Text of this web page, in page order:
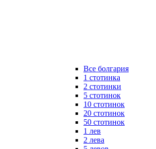
Все болгария
1 стотинка
2 стотинки
5 стотинок
10 стотинок
20 стотинок
50 стотинок
1 лев
2 лева